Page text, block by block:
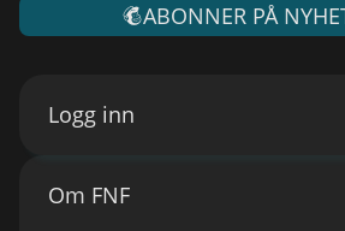
ABONNER PÅ
Om FNF
Logg inn